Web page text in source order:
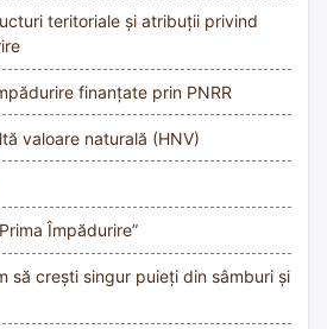
teritoriale și atribuții privind
finanțate prin PNRR
valoare naturală (HNV)
Împădurire”
să crești singur puieți din sâmburi și